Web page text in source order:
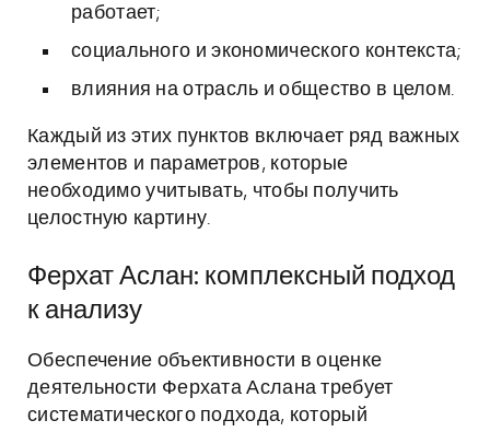
работает;
социального и экономического контекста;
влияния на отрасль и общество в целом.
Каждый из этих пунктов включает ряд важных
элементов и параметров, которые
необходимо учитывать, чтобы получить
целостную картину.
Ферхат Аслан: комплексный подход
к анализу
Обеспечение объективности в оценке
деятельности Ферхата Аслана требует
систематического подхода, который